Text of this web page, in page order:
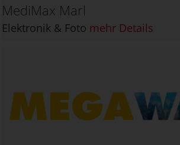
MediMax Marl
Elektronik & Foto mehr Details